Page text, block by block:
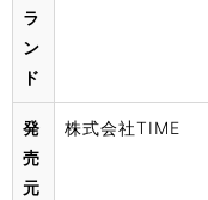
ラ
ン
ド
発
売
元
株式会社TIME